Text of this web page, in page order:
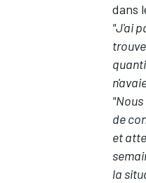
dans
"J'ai
de
et
la